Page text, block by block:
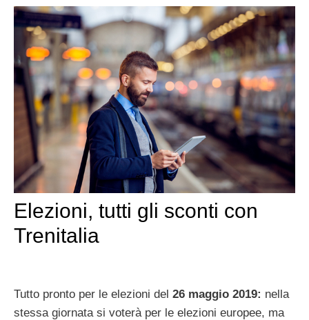
Elezioni, tutti gli sconti con
Trenitalia
Tutto pronto per le elezioni del 26 maggio 2019: nella
stessa giornata si voterà per le elezioni europee, ma